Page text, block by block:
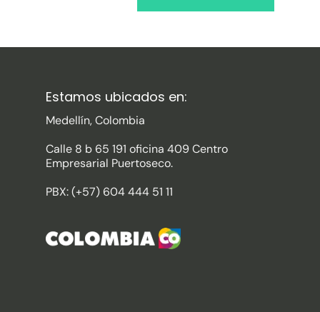
Estamos ubicados en:
Medellín, Colombia
Calle 8 b 65 191 oficina 409 Centro
Empresarial Puertoseco.
PBX: (+57) 604 444 51 11